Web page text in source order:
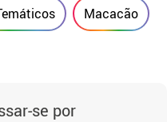
Macacão
se por